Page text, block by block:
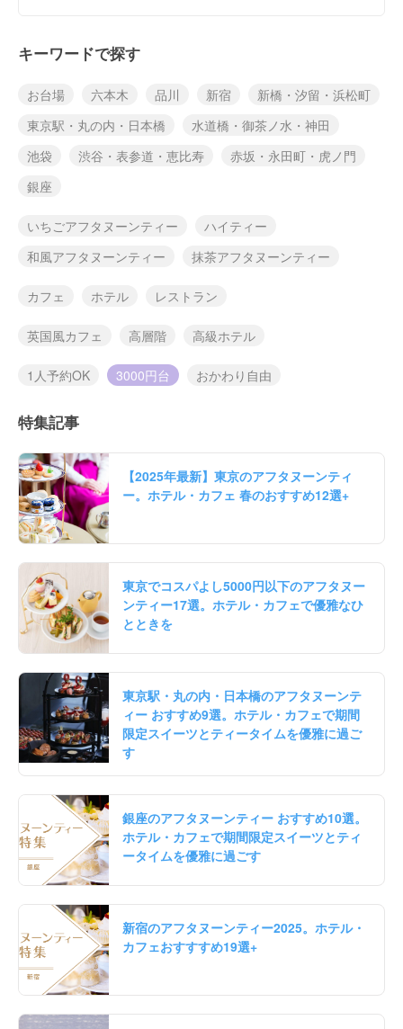
キーワードで探す
お台場 六本木 品川 新宿
新橋・汐留・浜松町
東京駅・丸の内・日本橋
水道橋・御茶ノ水・神田
池袋
渋谷・表参道・恵比寿
赤坂・永田町・虎ノ門
銀座
いちごアフタヌーンティー
ハイティー
和風アフタヌーンティー
抹茶アフタヌーンティー
カフェ ホテル レストラン
英国風カフェ 高層階 高級ホテル
1人予約OK 3000円台 おかわり自由
特集記事
【2025年最新】東京のアフタヌーンティ
ー。ホテル・カフェ 春のおすすめ12選+
東京でコスパよし5000円以下のアフタヌー
ンティー17選。ホテル・カフェで優雅なひ
とときを
東京駅・丸の内・日本橋のアフタヌーンテ
ィー おすすめ9選。ホテル・カフェで期間
限定スイーツとティータイムを優雅に過ご
す
銀座のアフタヌーンティー おすすめ10選。
ホテル・カフェで期間限定スイーツとティ
ータイムを優雅に過ごす
新宿のアフタヌーンティー2025。ホテル・
カフェおすすすめ19選+